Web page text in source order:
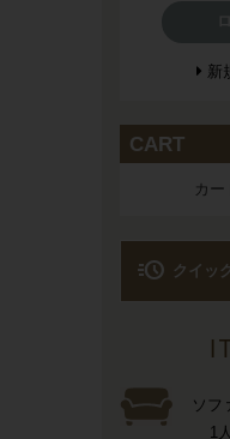
新
CART
カ
acute クイッ
ソフ
1